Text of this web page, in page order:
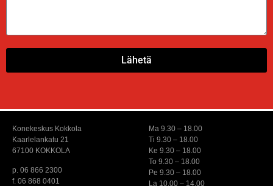
Lähetä
Konekeskus Kokkola
Kaarlelankatu 21
67100 KOKKOLA
p. 06 866 2300
f. 06 868 0401
Ma 9.30 – 18.00
Ti 9.30 – 18.00
Ke 9.30 – 18.00
To 9.30 – 18.00
Pe 9.30 – 18.00
La 10.00 – 14.00